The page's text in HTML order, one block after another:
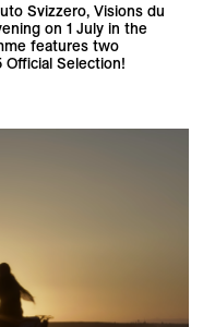
Svizzero, Visions du
on 1 July in the
features two
Official Selection!